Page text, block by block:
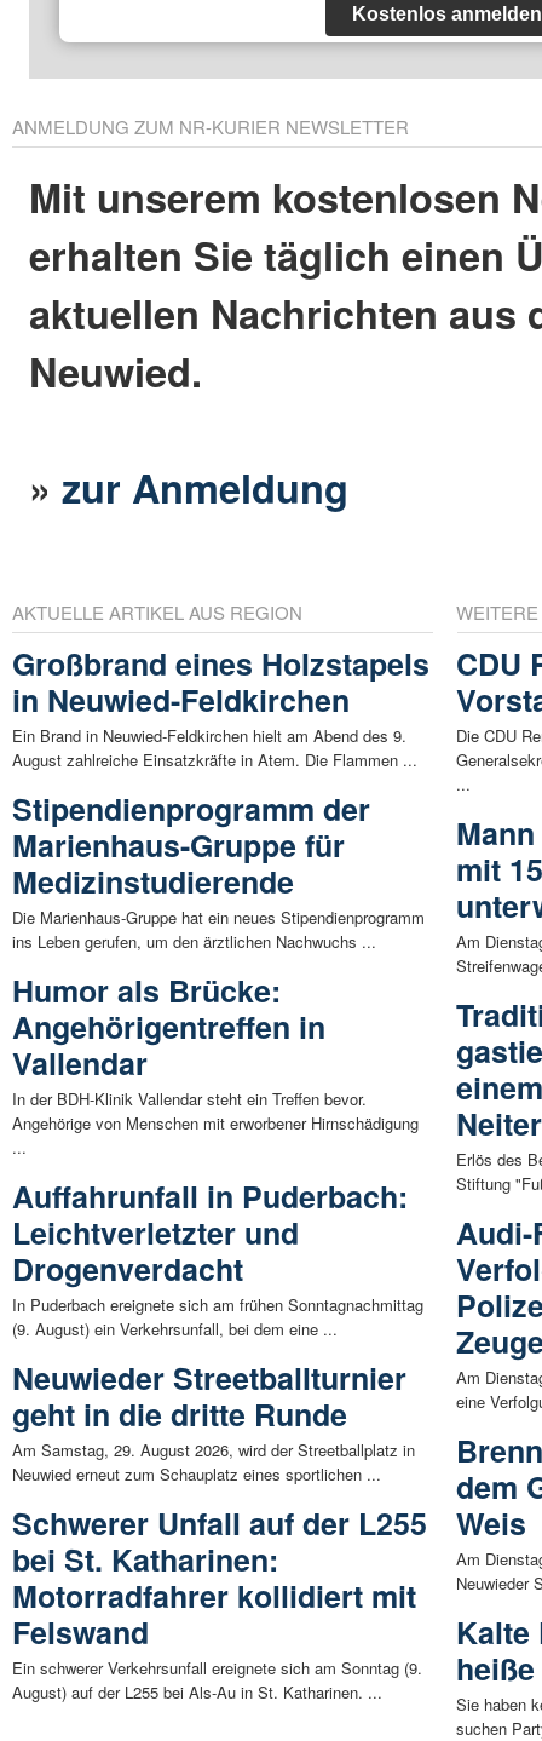
Kostenlos anmelden
ANMELDUNG ZUM NR-KURIER NEWSLETTER
Mit unserem kostenlosen
erhalten Sie täglich einen
aktuellen Nachrichten aus
Neuwied.
»zur Anmeldung
AKTUELLE ARTIKEL AUS REGION
Großbrand eines Holzstapels
in Neuwied-Feldkirchen
Ein Brand in Neuwied-Feldkirchen hielt am Abend des 9.
August zahlreiche Einsatzkräfte in Atem. Die Flammen ...
Stipendienprogramm der
Marienhaus-Gruppe für
Medizinstudierende
Die Marienhaus-Gruppe hat ein neues Stipendienprogramm
ins Leben gerufen, um den ärztlichen Nachwuchs ...
Humor als Brücke:
Angehörigentreffen in
Vallendar
In der BDH-Klinik Vallendar steht ein Treffen bevor.
Angehörige von Menschen mit erworbener Hirnschädigung
...
Auffahrunfall in Puderbach:
Leichtverletzter und
Drogenverdacht
In Puderbach ereignete sich am frühen Sonntagnachmittag
(9. August) ein Verkehrsunfall, bei dem eine ...
Neuwieder Streetballturnier
geht in die dritte Runde
Am Samstag, 29. August 2026, wird der Streetballplatz in
Neuwied erneut zum Schauplatz eines sportlichen ...
Schwerer Unfall auf der L255
bei St. Katharinen:
Motorradfahrer kollidiert mit
Felswand
Ein schwerer Verkehrsunfall ereignete sich am Sonntag (9.
August) auf der L255 bei Als-Au in St. Katharinen. ...
CDU
Die CDU
...
mit
Am
Erlös des
Stiftung
Am
eine
dem
Weis
Am
Neuwieder
Kalte
Sie haben
suchen